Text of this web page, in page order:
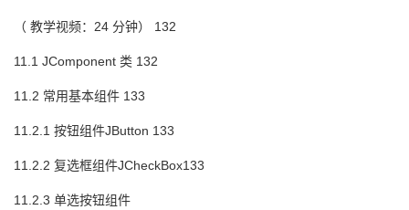
（ 教学视频：24 分钟） 132
11.1 JComponent 类 132
11.2 常用基本组件 133
11.2.1 按钮组件JButton 133
11.2.2 复选框组件JCheckBox133
11.2.3 单选按钮组件